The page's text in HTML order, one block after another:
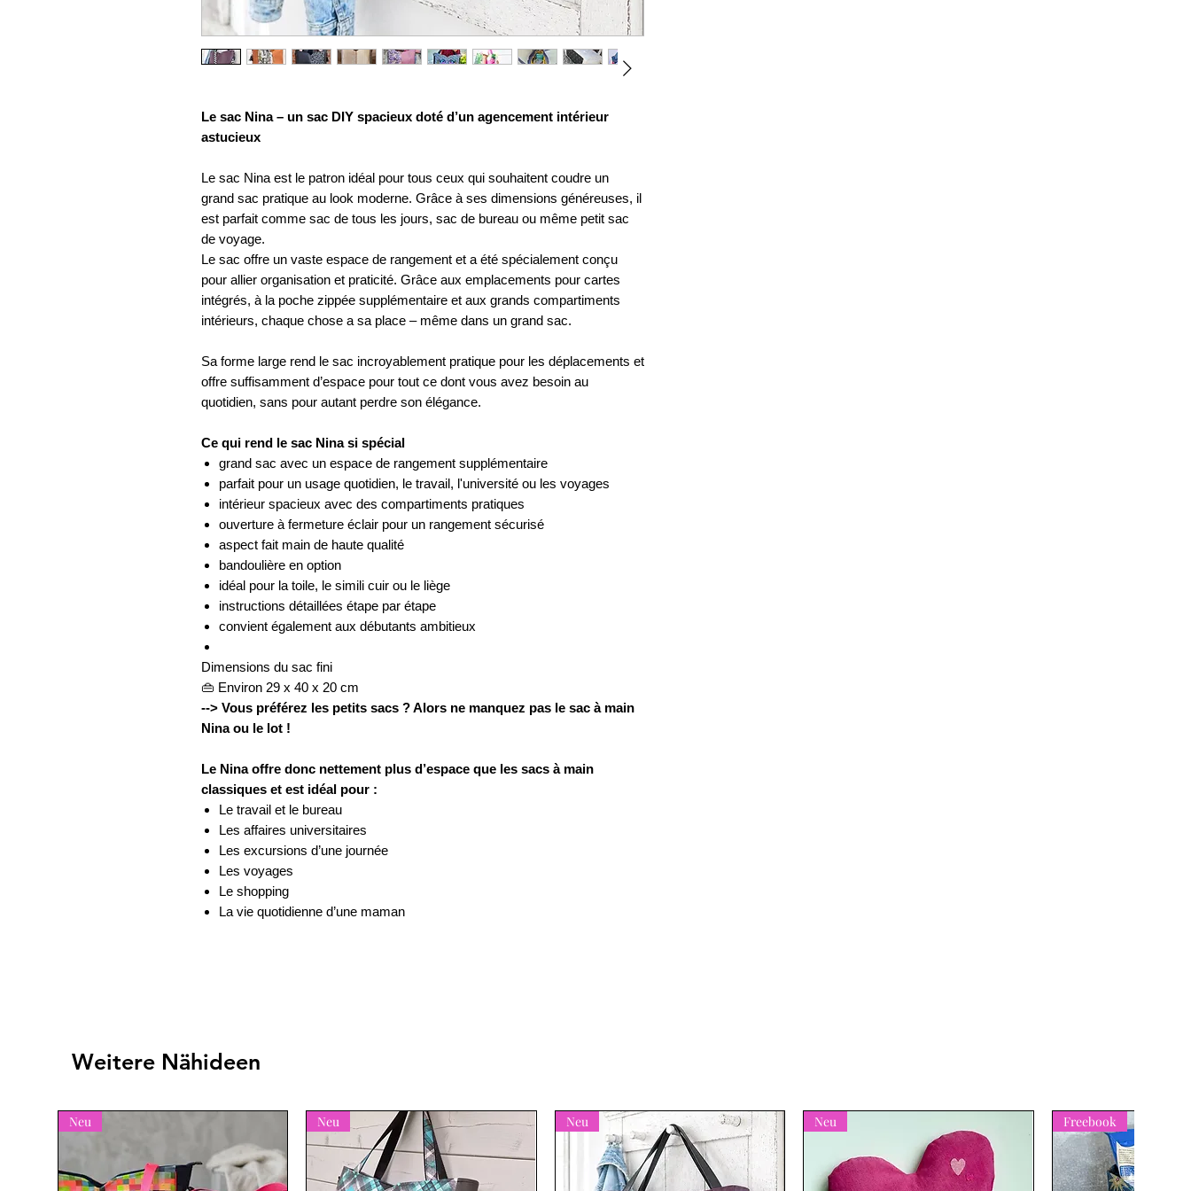
Le sac Nina – un sac DIY spacieux doté d’un agencement intérieur
astucieux
Le sac Nina est le patron idéal pour tous ceux qui souhaitent coudre un
grand sac pratique au look moderne. Grâce à ses dimensions généreuses, il
est parfait comme sac de tous les jours, sac de bureau ou même petit sac
de voyage.
Le sac offre un vaste espace de rangement et a été spécialement conçu
pour allier organisation et praticité. Grâce aux emplacements pour cartes
intégrés, à la poche zippée supplémentaire et aux grands compartiments
intérieurs, chaque chose a sa place – même dans un grand sac.
Sa forme large rend le sac incroyablement pratique pour les déplacements et
offre suffisamment d’espace pour tout ce dont vous avez besoin au
quotidien, sans pour autant perdre son élégance.
Ce qui rend le sac Nina si spécial
grand sac avec un espace de rangement supplémentaire
parfait pour un usage quotidien, le travail, l'université ou les voyages
intérieur spacieux avec des compartiments pratiques
ouverture à fermeture éclair pour un rangement sécurisé
aspect fait main de haute qualité
bandoulière en option
idéal pour la toile, le simili cuir ou le liège
instructions détaillées étape par étape
convient également aux débutants ambitieux
Dimensions du sac fini
👜 Environ 29 x 40 x 20 cm
--> Vous préférez les petits sacs ? Alors ne manquez pas le sac à main
Nina ou le lot !
Le Nina offre donc nettement plus d’espace que les sacs à main
classiques et est idéal pour :
Le travail et le bureau
Les affaires universitaires
Les excursions d’une journée
Les voyages
Le shopping
La vie quotidienne d’une maman
Weitere Nähideen
Neu Neu Neu Neu Freebook